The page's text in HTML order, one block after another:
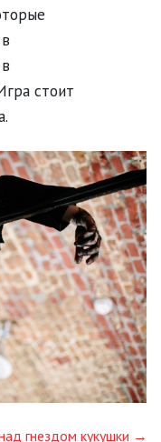
стоит
гнездом кукушки →